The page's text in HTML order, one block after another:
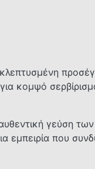
γεύση
που